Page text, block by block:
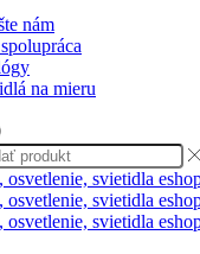
nám
na mieru